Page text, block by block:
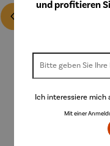
und profitieren
Ich interessiere mich
Mit einer